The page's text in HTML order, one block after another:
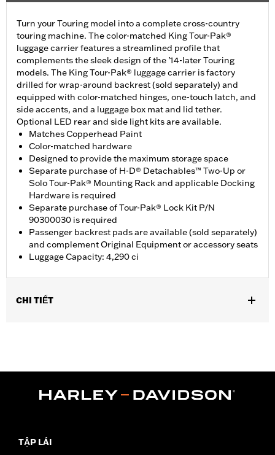
Turn your Touring model into a complete cross-country
touring machine. The color-matched King Tour-Pak®
luggage carrier features a streamlined profile that
complements the sleek design of the ’14-later Touring
models. The King Tour-Pak® luggage carrier is factory
drilled for wrap-around backrest (sold separately) and
equipped with color-matched hinges, one-touch latch, and
side accents, and a luggage box mat and lid tether.
Optional LED rear and side light kits are available.
Matches Copperhead Paint
Color-matched hardware
Designed to provide the maximum storage space
Separate purchase of H-D® Detachables™ Two-Up or
Solo Tour-Pak® Mounting Rack and applicable Docking
Hardware is required
Separate purchase of Tour-Pak® Lock Kit P/N
90300030 is required
Passenger backrest pads are available (sold separately)
and complement Original Equipment or accessory seats
Luggage Capacity: 4,290 ci
CHI TIẾT
P/N 90300030 is required. '26 FLHXSTSE and FLTRXSTSE
models require the additional purchase of Detachable
Installation Instructions
TẬP LÁI